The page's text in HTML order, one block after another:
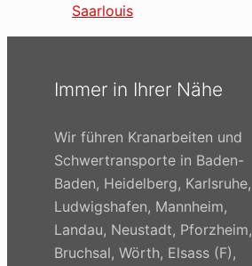
Saarlouis
Immer in Ihrer Nähe
Wir führen Kranarbeiten und
Schwertransporte in Baden-
Baden, Heidelberg, Karlsruhe,
Ludwigshafen, Mannheim,
Landau, Neustadt, Pforzheim,
Bruchsal, Wörth, Elsass (F),